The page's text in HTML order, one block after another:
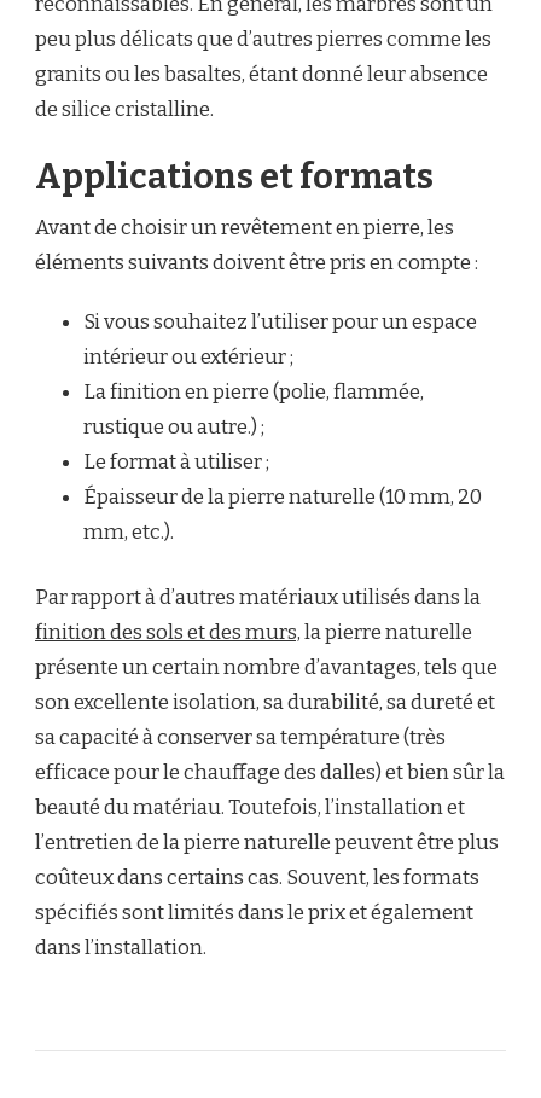
peu plus délicats que d’autres pierres comme les
granits ou les basaltes, étant donné leur absence
de silice cristalline.
Applications et formats
Avant de choisir un revêtement en pierre, les
éléments suivants doivent être pris en compte :
Si vous souhaitez l’utiliser pour un espace
intérieur ou extérieur ;
La finition en pierre (polie, flammée,
rustique ou autre.) ;
Le format à utiliser ;
Épaisseur de la pierre naturelle (10 mm, 20
mm, etc.).
Par rapport à d’autres matériaux utilisés dans la
finition des sols et des murs,la pierre naturelle
présente un certain nombre d’avantages, tels que
son excellente isolation, sa durabilité, sa dureté et
sa capacité à conserver sa température (très
efficace pour le chauffage des dalles) et bien sûr la
beauté du matériau. Toutefois, l’installation et
l’entretien de la pierre naturelle peuvent être plus
coûteux dans certains cas. Souvent, les formats
spécifiés sont limités dans le prix et également
dans l’installation.